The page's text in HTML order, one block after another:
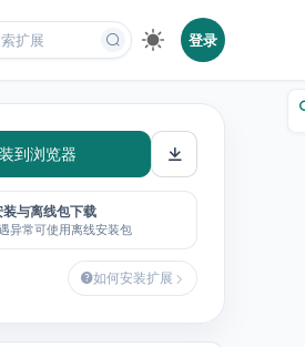
登录
到浏览器
与离线包下载
异常可使用离线安装包
如何安装扩展